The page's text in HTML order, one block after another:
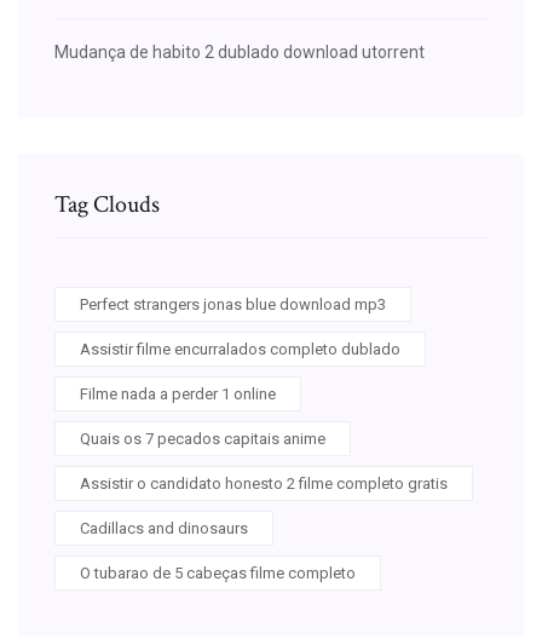
Mudança de habito 2 dublado download utorrent
Tag Clouds
Perfect strangers jonas blue download mp3
Assistir filme encurralados completo dublado
Filme nada a perder 1 online
Quais os 7 pecados capitais anime
Assistir o candidato honesto 2 filme completo gratis
Cadillacs and dinosaurs
O tubarao de 5 cabeças filme completo